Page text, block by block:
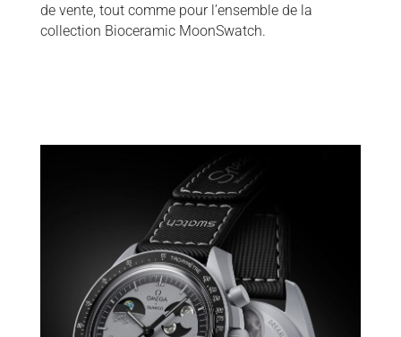
de vente, tout comme pour l’ensemble de la
collection Bioceramic MoonSwatch.